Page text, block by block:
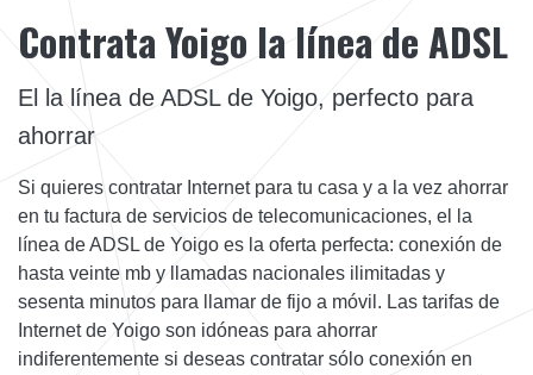
Contrata Yoigo la línea de ADSL
El la línea de ADSL de Yoigo, perfecto para
ahorrar
Si quieres contratar Internet para tu casa y a la vez ahorrar
en tu factura de servicios de telecomunicaciones, el la
línea de ADSL de Yoigo es la oferta perfecta: conexión de
hasta veinte mb y llamadas nacionales ilimitadas y
sesenta minutos para llamar de fijo a móvil. Las tarifas de
Internet de Yoigo son idóneas para ahorrar
indiferentemente si deseas contratar sólo conexión en